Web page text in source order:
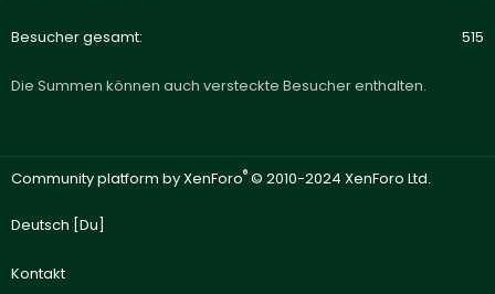
Besucher gesamt 515
Die Summen können auch versteckte Besucher enthalten.
Community platform by XenForo® © 2010-2024 XenForo Ltd.
Deutsch [Du]
Kontakt